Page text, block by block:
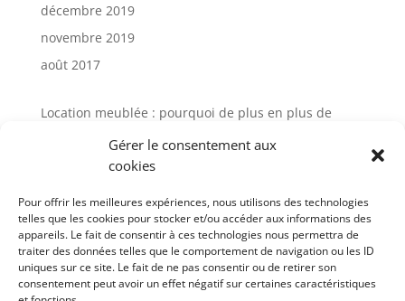
Gérer le consentement aux
cookies
Pour offrir les meilleures expériences, nous utilisons des technologies
telles que les cookies pour stocker et/ou accéder aux informations des
appareils. Le fait de consentir à ces technologies nous permettra de
traiter des données telles que le comportement de navigation ou les ID
uniques sur ce site. Le fait de ne pas consentir ou de retirer son
consentement peut avoir un effet négatif sur certaines caractéristiques
décembre 2019
novembre 2019
août 2017
Location meublée : pourquoi de plus en plus de
Avis Cocktail Scandinave : comment
l’expérience d’achat mobilier
Gestion locative meublée à Paris : avis et solutions
pour sécuriser votre investissement
Gestion de meuble en entreprise : un levier